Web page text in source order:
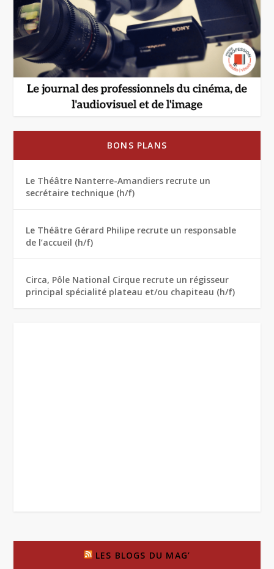
BONS PLANS
Le Théâtre Nanterre-Amandiers recrute un
secrétaire technique (h/f)
Le Théâtre Gérard Philipe recrute un responsable
de l’accueil (h/f)
Circa, Pôle National Cirque recrute un régisseur
principal spécialité plateau et/ou chapiteau (h/f)
LES BLOGS DU MAG’